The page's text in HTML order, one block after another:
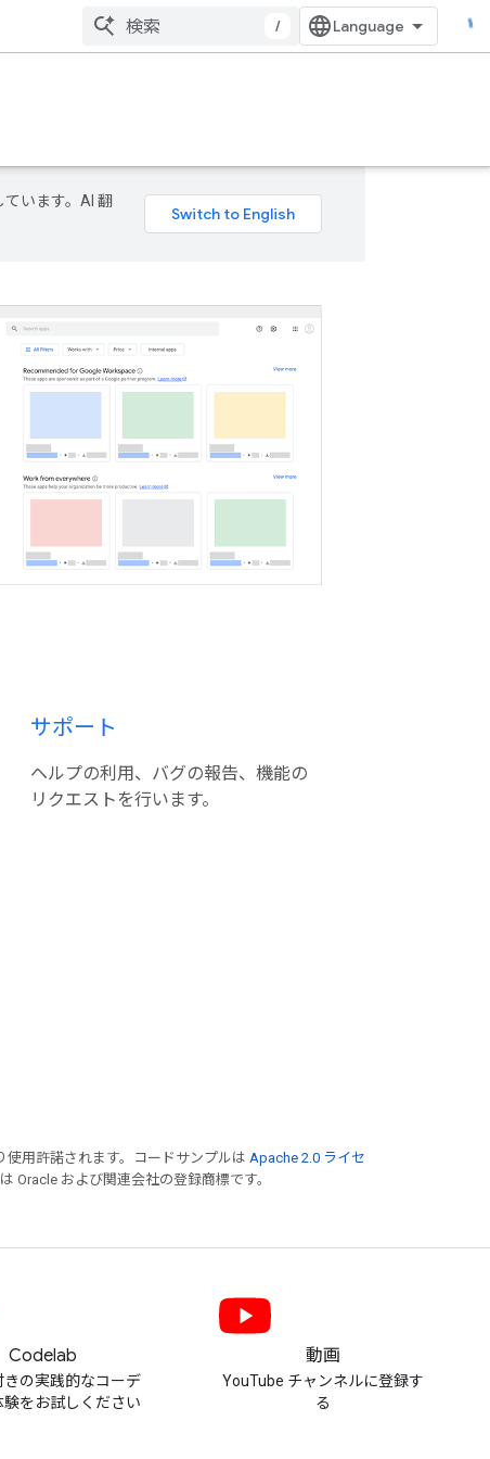
/
います。AI 翻
サポート
ヘルプの利用、バグの報告、機能の
リクエストを行います。
使用許諾されます。コードサンプルは Apache 2.0 ライセ
Oracle および関連会社の登録商標です。
Codelab
きの実践的なコーデ
験をお試しください
動画
YouTube チャンネルに登録す
る